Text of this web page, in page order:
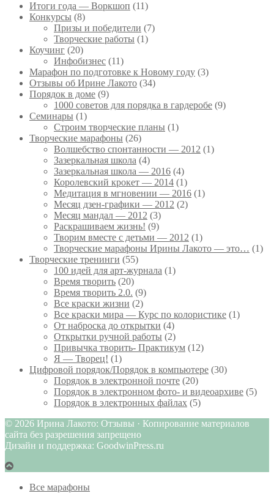
Итоги года — Воркшоп (11)
Конкурсы (8)
Призы и победители (7)
Творческие работы (1)
Коучинг (20)
Инфобизнес (11)
Марафон по подготовке к Новому году (3)
Отзывы об Ирине Лакото (34)
Порядок в доме (9)
1000 советов для порядка в гардеробе (9)
Семинары (1)
Строим творческие планы (1)
Творческие марафоны (26)
Волшебство спонтанности — 2012 (1)
Зазеркальная школа (4)
Зазеркальная школа — 2016 (4)
Королевский крокет — 2014 (1)
Медитация в мгновении — 2016 (1)
Месяц дзен-графики — 2012 (2)
Месяц мандал — 2012 (3)
Раскрашиваем жизнь! (9)
Творим вместе с детьми — 2012 (1)
Творческие марафоны Ирины Лакото — это… (1)
Творческие тренинги (55)
100 идей для арт-журнала (1)
Время творить (20)
Время творить 2.0. (9)
Все краски жизни (2)
Все краски мира — Курс по колористике (1)
От наброска до открытки (4)
Открытки ручной работы (2)
Привычка творить- Практикум (12)
Я — Творец! (1)
Цифровой порядок/Порядок в компьютере (30)
Порядок в электронной почте (20)
Порядок в электронном фото- и видеоархиве (5)
Порядок в электронных файлах (5)
© 2026 Ирина Лакото: Отзывы · Копирование материалов
сайта без разрешения запрещено
Дизайн и поддержка: GoodwinPress.ru
Все марафоны